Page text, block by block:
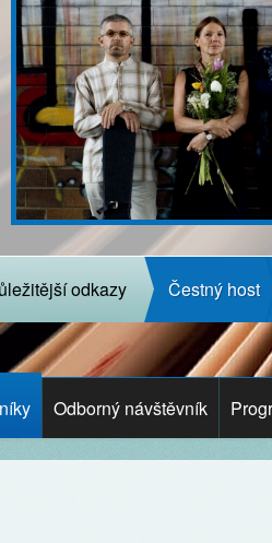
odkazy Čestný host
Odborný návštěvník